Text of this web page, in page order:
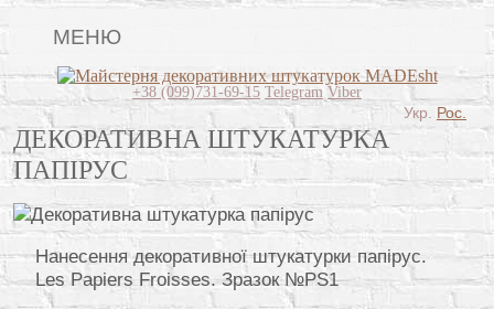
МЕНЮ
Lincrusta
Види штукатурок
Поклейка шпалер
Картини
Декоративні панно
Відео
+38 (099)731-69-15 Telegram Viber
ДЕКОРАТИВНА ШТУКАТУРКА
ПАПІРУС
Нанесення декоративної штукатурки папірус.
Les Papiers Froisses. Зразок №PS1
Укр. Рос.